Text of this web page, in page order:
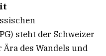
steht der Schweizer
des Wandels und